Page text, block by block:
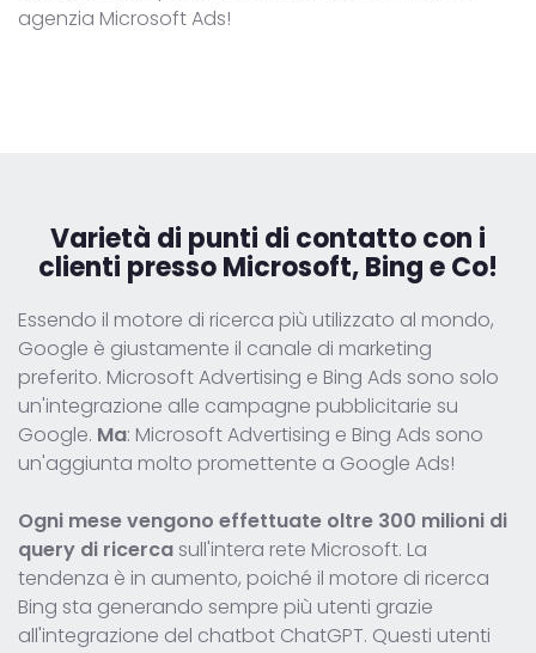
agenzia Microsoft Ads!
Varietà di punti di contatto con i
clienti presso Microsoft, Bing e Co!
Essendo il motore di ricerca più utilizzato al mondo,
Google è giustamente il canale di marketing
preferito. Microsoft Advertising e Bing Ads sono solo
un'integrazione alle campagne pubblicitarie su
Google. Ma: Microsoft Advertising e Bing Ads sono
un'aggiunta molto promettente a Google Ads!
Ogni mese vengono effettuate oltre 300 milioni di
query di ricerca sull'intera rete Microsoft. La
tendenza è in aumento, poiché il motore di ricerca
Bing sta generando sempre più utenti grazie
all'integrazione del chatbot ChatGPT. Questi utenti